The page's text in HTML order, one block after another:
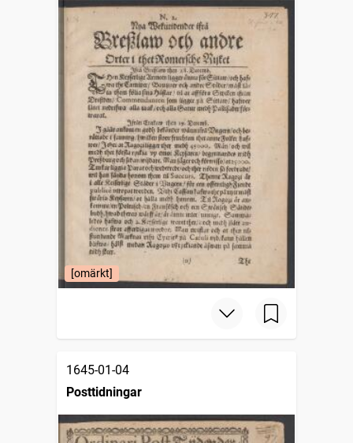
[omärkt]
1645-01-04
Posttidningar